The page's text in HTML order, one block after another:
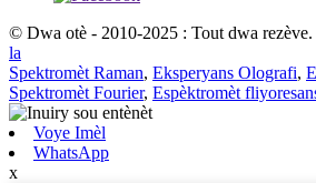
© Dwa otè - 2010-2025 : Tout dwa rezève.
la
Spektromèt Raman, Eksperyans Olografi,
Spektromèt Fourier, Espèktromèt
Voye Imèl
WhatsApp
x